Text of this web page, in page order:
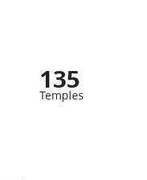
135
Temples